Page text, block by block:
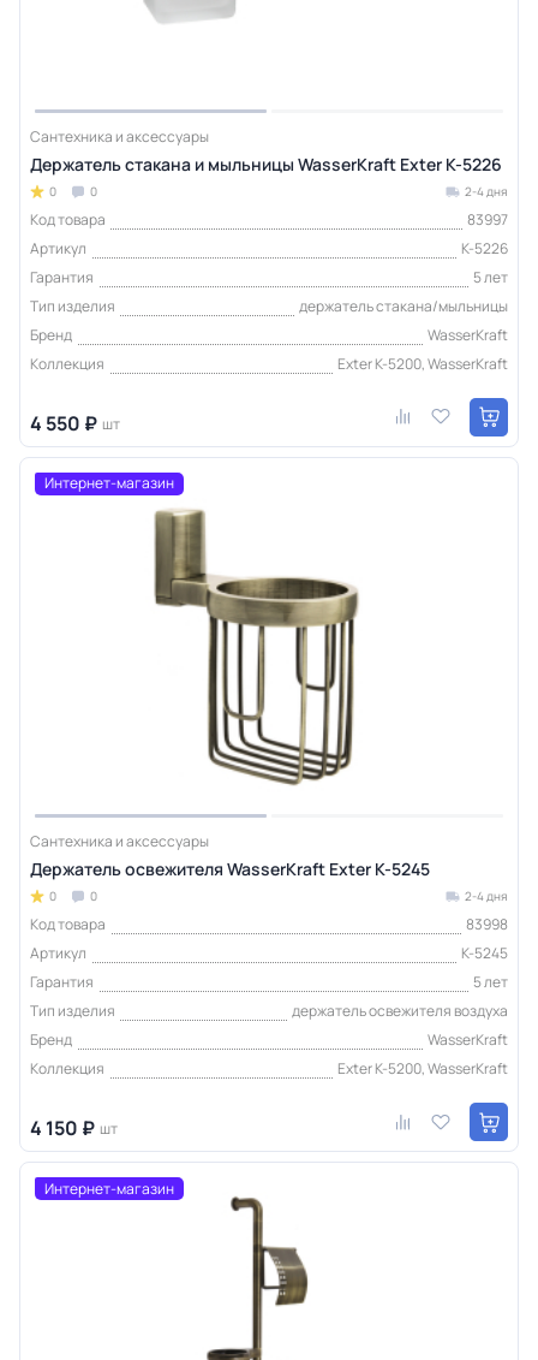
Сантехника и аксессуары
Держатель стакана и мыльницы WasserKraft Exter K-5226
0 0 2-4 дня
Код товара
83997
Артикул
K-5226
Гарантия
5 лет
Тип изделия
держатель стакана/мыльницы
Бренд
WasserKraft
Коллекция
Exter K-5200, WasserKraft
4 550 ₽ шт
Интернет-магазин
Сантехника и аксессуары
Держатель освежителя WasserKraft Exter K-5245
0 0 2-4 дня
Код товара
83998
Артикул
K-5245
Гарантия
5 лет
Тип изделия
держатель освежителя воздуха
Бренд
WasserKraft
Коллекция
Exter K-5200, WasserKraft
4 150 ₽ шт
Интернет-магазин